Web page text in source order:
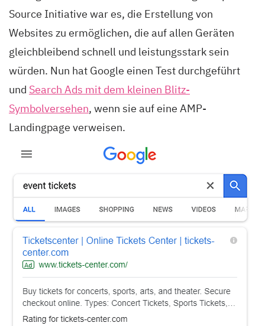
Source Initiative war es, die Erstellung von
Websites zu ermöglichen, die auf allen Geräten
gleichbleibend schnell und leistungsstark sein
würden. Nun hat Google einen Test durchgeführt
und Search Ads mit dem kleinen Blitz-
Symbolversehen, wenn sie auf eine AMP-
Landingpage verweisen.